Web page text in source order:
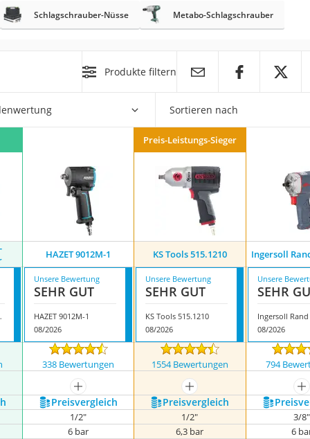
Schlagschrauber-Nüsse Metabo-Schlagschrauber
Produkte filtern
Sortieren nach
Preis-Leistungs-Sieger
HAZET 9012M-1 KS Tools 515.1210 Ingersoll
Unsere Bewertung
SEHR GUT
HAZET 9012M-1
08/2026
Unsere Bewertung
SEHR GUT
KS Tools 515.1210
08/2026
Unsere
SEHR
08/2026
338 Bewertungen 1554 Bewertungen 794
mehr anzeigen mehr anzeigen
Preis­vergleich Preis­vergleich
1/2" 1/2" 3/8"
6 bar 6,3 bar 6